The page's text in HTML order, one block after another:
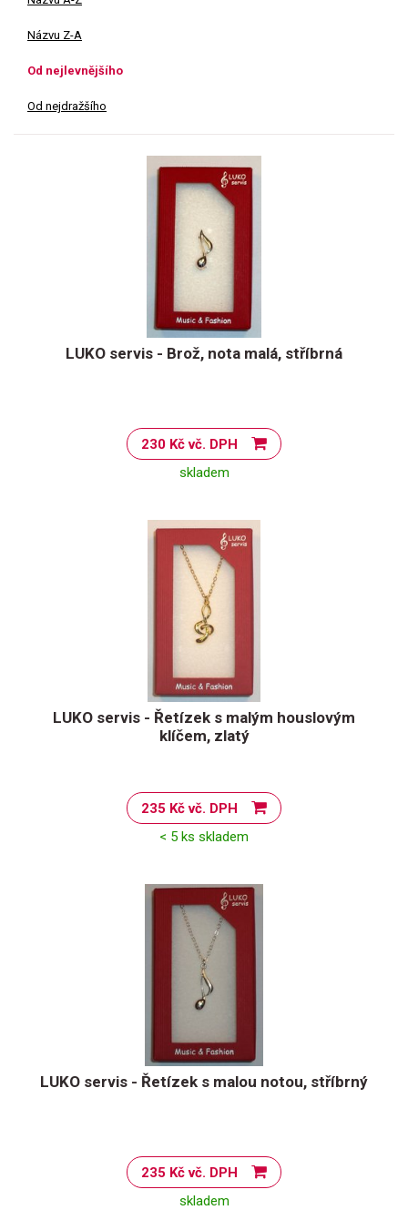
Názvu Z-A
Od nejlevnějšího
Od nejdražšího
LUKO servis - Brož, nota malá, stříbrná
230 Kč vč. DPH
skladem
LUKO servis - Řetízek s malým houslovým
klíčem, zlatý
235 Kč vč. DPH
< 5 ks skladem
LUKO servis - Řetízek s malou notou, stříbrný
235 Kč vč. DPH
skladem